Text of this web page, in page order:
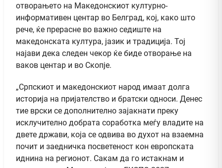
отворањето на Македонскиот културно-
информативен центар во Белград, кој, како што
рече, ќе прерасне во важно седиште на
македонската култура, јазик и традиција. Тој
најави дека следен чекор ќе биде отворање на
ваков центар и во Скопје.
„Српскиот и македонскиот народ имаат долга
историја на пријателство и братски односи. Денес
тие врски се дополнително зајакнати преку
исклучително добрата соработка меѓу владите на
двете држави, која се одвива во духот на взаемна
почит и заедничка посветеност кон европската
иднина на регионот. Сакам да го истакнам и